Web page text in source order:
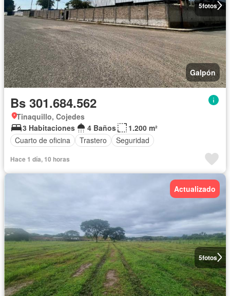
5fotos
Galpón
Bs 301.684.562
Tinaquillo, Cojedes
3 Habitaciones
4 Baños
1.200 m²
Cuarto de oficina
Trastero Seguridad
Hace 1 día, 10 horas
5fotos
Actualizado